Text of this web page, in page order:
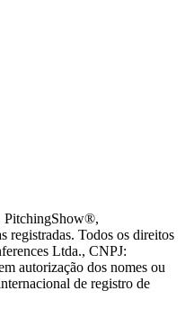
PitchingShow®,
registradas. Todos os direitos
Ltda., CNPJ:
autorização dos nomes ou
de registro de